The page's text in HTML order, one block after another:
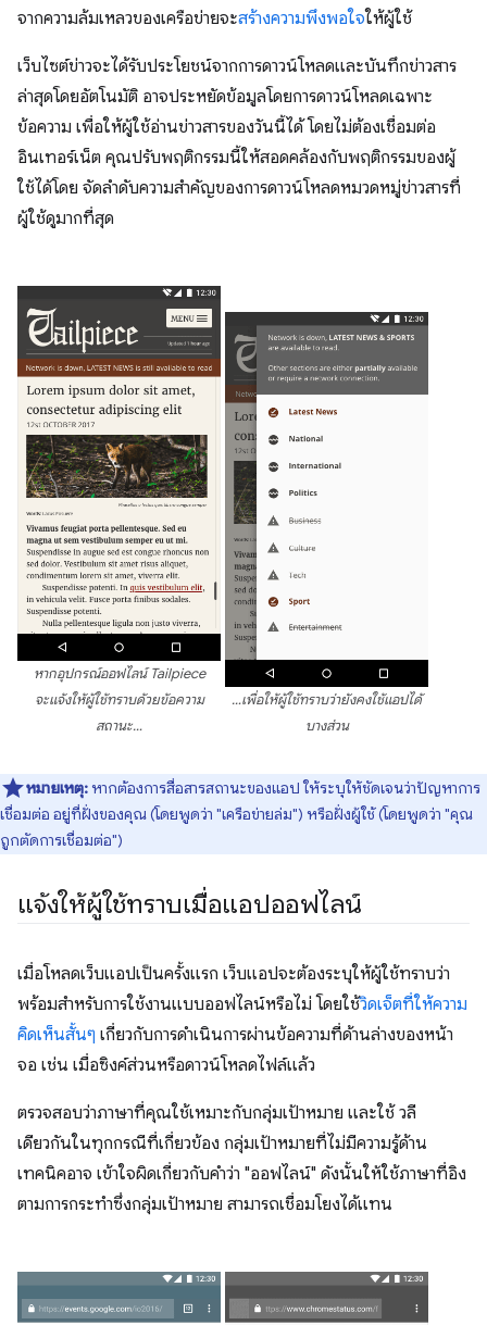
จากความล้มเหลวของเครือข่ายจะสร้างความพึงพอใจให้ผู้ใช้
เว็บไซต์ข่าวจะได้รับประโยชน์จากการดาวน์โหลดและบันทึกข่าวสาร
ล่าสุดโดยอัตโนมัติ อาจประหยัดข้อมูลโดยการดาวน์โหลดเฉพาะ
ข้อความ เพื่อให้ผู้ใช้อ่านข่าวสารของวันนี้ได้ โดยไม่ต้องเชื่อมต่อ
อินเทอร์เน็ต คุณปรับพฤติกรรมนี้ให้สอดคล้องกับพฤติกรรมของผู้
ใช้ได้โดย จัดลําดับความสําคัญของการดาวน์โหลดหมวดหมู่ข่าวสารที่
ผู้ใช้ดูมากที่สุด
หากอุปกรณ์ออฟไลน์ Tailpiece
จะแจ้งให้ผู้ใช้ทราบด้วยข้อความ
สถานะ…
…เพื่อให้ผู้ใช้ทราบว่ายังคงใช้แอปได้
บางส่วน
หมายเหตุ: หากต้องการสื่อสารสถานะของแอป ให้ระบุให้ชัดเจนว่าปัญหาการ
เชื่อมต่อ อยู่ที่ฝั่งของคุณ (โดยพูดว่า "เครือข่ายล่ม") หรือฝั่งผู้ใช้ (โดยพูดว่า "คุณ
ถูกตัดการเชื่อมต่อ")
แจ้งให้ผู้ใช้ทราบเมื่อแอปออฟไลน์
เมื่อโหลดเว็บแอปเป็นครั้งแรก เว็บแอปจะต้องระบุให้ผู้ใช้ทราบว่า
พร้อมสำหรับการใช้งานแบบออฟไลน์หรือไม่ โดยใช้วิดเจ็ตที่ให้ความ
คิดเห็นสั้นๆ เกี่ยวกับการดำเนินการผ่านข้อความที่ด้านล่างของหน้า
จอ เช่น เมื่อซิงค์ส่วนหรือดาวน์โหลดไฟล์แล้ว
ตรวจสอบว่าภาษาที่คุณใช้เหมาะกับกลุ่มเป้าหมาย และใช้ วลี
เดียวกันในทุกกรณีที่เกี่ยวข้อง กลุ่มเป้าหมายที่ไม่มีความรู้ด้าน
เทคนิคอาจ เข้าใจผิดเกี่ยวกับคำว่า "ออฟไลน์" ดังนั้นให้ใช้ภาษาที่อิง
ตามการกระทำซึ่งกลุ่มเป้าหมาย สามารถเชื่อมโยงได้แทน